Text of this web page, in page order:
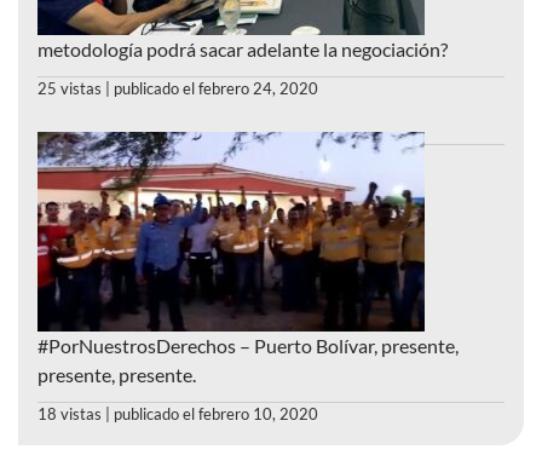
metodología podrá sacar adelante la negociación?
25 vistas publicado el febrero 24, 2020
#PorNuestrosDerechos – Puerto Bolívar, presente,
presente, presente.
18 vistas publicado el febrero 10, 2020